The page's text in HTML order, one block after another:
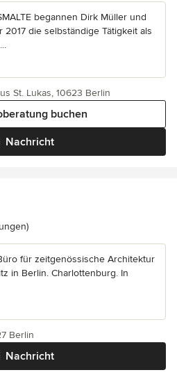
begannen Dirk Müller und
die selbständige Tätigkeit als
Nachricht
buchen
St. Lukas, 10623 Berlin
5 von 5 Sternen
für zeitgenössische Architektur
in Berlin. Charlottenburg. In
Nachricht
Berlin